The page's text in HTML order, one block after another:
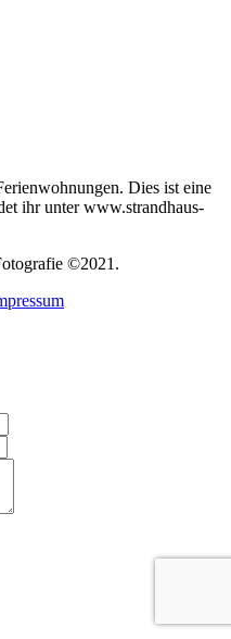
Dies ist eine
ihr unter www.strandhaus-
©2021.